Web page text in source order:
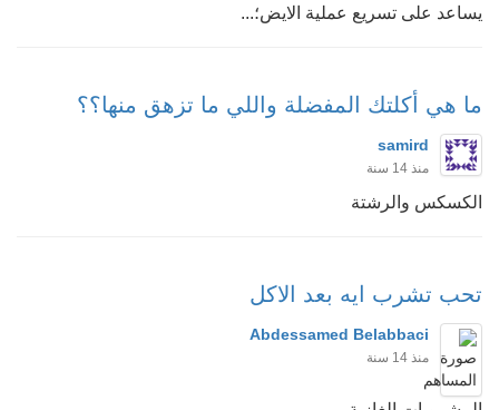
يساعد على تسريع عملية الايض؛...
ما هي أكلتك المفضلة واللي ما تزهق منها؟؟
samird
منذ 14 سنة
الكسكس والرشتة
تحب تشرب ايه بعد الاكل
Abdessamed Belabbaci
منذ 14 سنة